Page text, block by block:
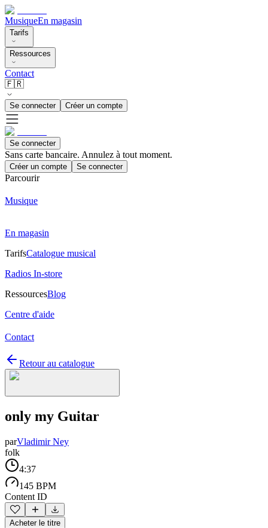
MusiqueEn magasin
Tarifs
Ressources
Contact
🇫🇷
Se connecter Créer un compte
Se connecter
Sans carte bancaire. Annulez à tout moment.
Créer un compte Se connecter
Parcourir
Musique
En magasin
TarifsCatalogue musical
Radios In-store
RessourcesBlog
Centre d'aide
Contact
Retour au catalogue
only my Guitar
parVladimir Ney
folk
4:37
145 BPM
Content ID
Acheter le titre